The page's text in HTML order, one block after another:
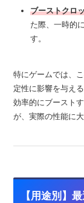
ブーストクロ
た際、一時的
す。
特にゲームでは、
定性に影響を与え
効率的にブースト
が、実際の性能に
【用途別】